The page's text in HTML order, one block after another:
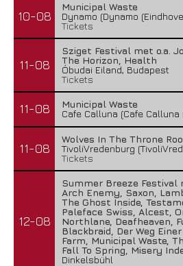
10-08
Municipal Waste
Dynamo (Dynamo
Tickets
11-08
Sziget Festival met o.a.
The Horizon, Health
Óbudai Eiland, Budapest
Tickets
11-08
Municipal Waste
Cafe Calluna (Cafe Calluna
11-08
Wolves In The Throne
TivoliVredenburg
Tickets
12-08
Summer Breeze Festival
Arch Enemy, Saxon,
The Ghost Inside,
Paleface Swiss, Alcest,
Northlane, Deafheaven,
Blackbraid, Der Weg
Farm, Municipal Waste,
Fall To Spring, Misery
Dinkelsbühl